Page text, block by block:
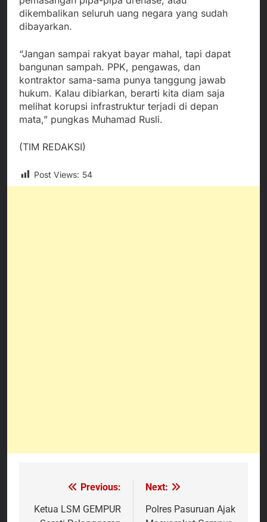
dikembalikan seluruh uang negara yang sudah
dibayarkan.
“Jangan sampai rakyat bayar mahal, tapi dapat
bangunan sampah. PPK, pengawas, dan
kontraktor sama-sama punya tanggung jawab
hukum. Kalau dibiarkan, berarti kita diam saja
melihat korupsi infrastruktur terjadi di depan
mata,” pungkas Muhamad Rusli.
(TIM REDAKSI)
Post Views: 54
Navigasi
pos
Previous:
Ketua LSM GEMPUR
Next:
Polres Pasuruan Ajak